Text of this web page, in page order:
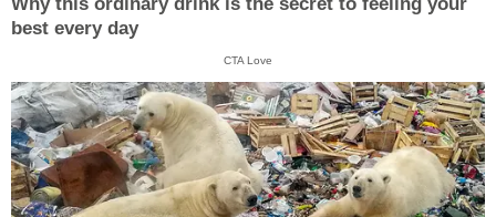
best every day
CTA Love